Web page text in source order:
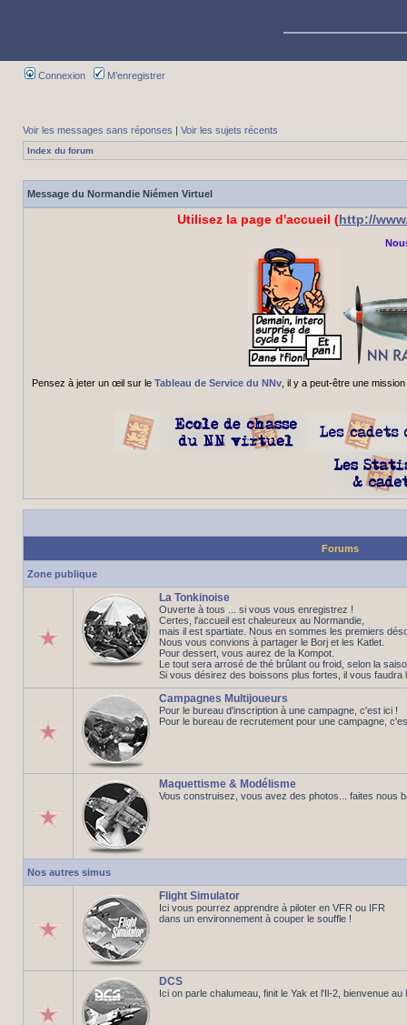
Connexion M’enregistrer
Voir les messages sans réponses | Voir les sujets récents
Index du forum
Message du Normandie Niémen Virtuel
Utilisez la page d'accueil (http://
Pensez à jeter un œil sur le Tableau de Service du NNv, il y a peut-être une
Forums
Zone publique
La Tonkinoise
Ouverte à tous ... si vous vous enregistrez !
Certes, l'accueil est chaleureux au Normandie,
mais il est spartiate. Nous en sommes les premiers
Nous vous convions à partager le Borj et les Katlet.
Pour dessert, vous aurez de la Kompot.
Le tout sera arrosé de thé brûlant ou froid, selon la
Si vous désirez des boissons plus fortes, il vous faudra
Campagnes Multijoueurs
Pour le bureau d'inscription à une campagne, c'est ici !
Pour le bureau de recrutement pour une campagne,
Maquettisme & Modélisme
Vous construisez, vous avez des photos... faites nous
Nos autres simus
Flight Simulator
Ici vous pourrez apprendre à piloter en VFR ou IFR
dans un environnement à couper le souffle !
DCS
Ici on parle chalumeau, finit le Yak et l'Il-2, bienvenue au